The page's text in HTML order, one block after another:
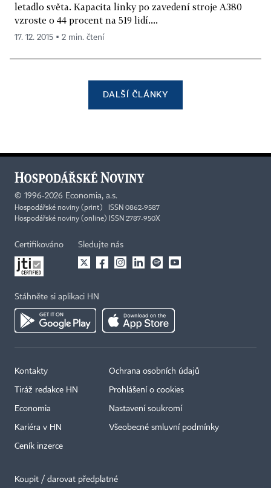
letadlo světa. Kapacita linky po zavedení stroje A380
vzroste o 44 procent na 519 lidí....
17. 12. 2015 ▪ 2 min. čtení
DALŠÍ ČLÁNKY
© 1996-2026 Economia, a.s.
Hospodářské noviny (print) ISSN 0862-9587
Hospodářské noviny (online) ISSN 2787-950X
Certifikováno Sledujte nás
Stáhněte si aplikaci HN
Kontakty
Tiráž redakce HN
Economia
Kariéra v HN
Ceník inzerce
Ochrana osobních údajů
Prohlášení o cookies
Nastavení soukromí
Všeobecné smluvní podmínky
Koupit / darovat předplatné